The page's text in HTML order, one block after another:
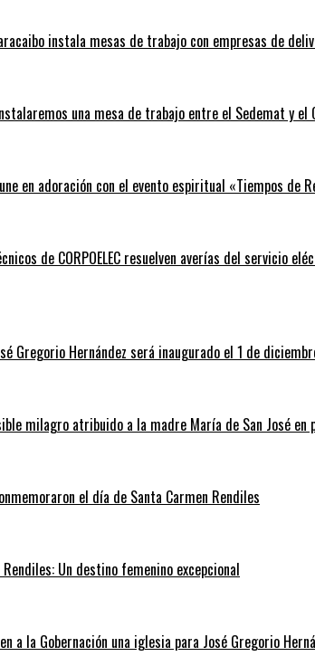
instala mesas de trabajo con empresas de
una mesa de trabajo entre el Sedemat y el
en adoración con el evento espiritual «Tiempos de
de CORPOELEC resuelven averías del servicio
Gregorio Hernández será inaugurado el 1 de
milagro atribuido a la madre María de San José en
el día de Santa Carmen Rendiles
Un destino femenino excepcional
a la Gobernación una iglesia para José Gregorio